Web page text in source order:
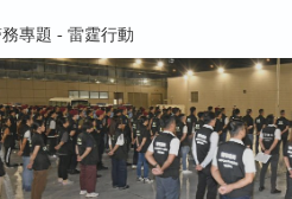
專題 - 雷霆行動